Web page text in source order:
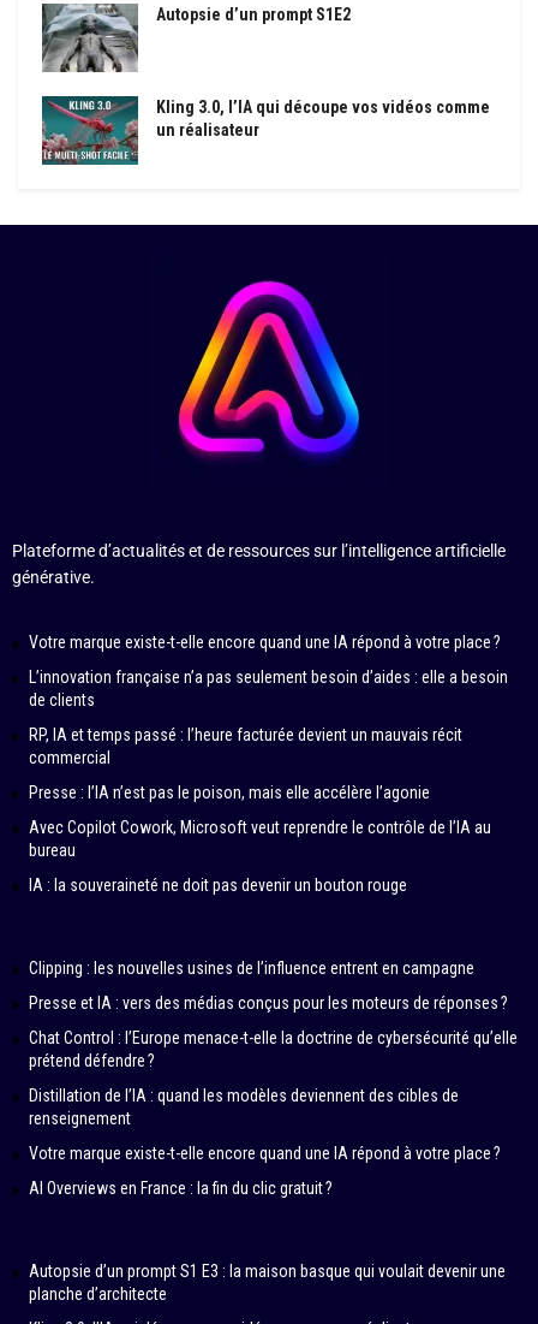
Autopsie d’un prompt S1E2
Kling 3.0, l’IA qui découpe vos vidéos comme
un réalisateur
Plateforme d’actualités et de ressources sur l’intelligence artificielle
générative.
Votre marque existe-t-elle encore quand une IA répond à votre place ?
L’innovation française n’a pas seulement besoin d’aides : elle a besoin
de clients
RP, IA et temps passé : l’heure facturée devient un mauvais récit
commercial
Presse : l’IA n’est pas le poison, mais elle accélère l’agonie
Avec Copilot Cowork, Microsoft veut reprendre le contrôle de l’IA au
bureau
IA : la souveraineté ne doit pas devenir un bouton rouge
Clipping : les nouvelles usines de l’influence entrent en campagne
Presse et IA : vers des médias conçus pour les moteurs de réponses ?
Chat Control : l’Europe menace-t-elle la doctrine de cybersécurité qu’elle
prétend défendre ?
Distillation de l’IA : quand les modèles deviennent des cibles de
renseignement
Votre marque existe-t-elle encore quand une IA répond à votre place ?
AI Overviews en France : la fin du clic gratuit ?
Autopsie d’un prompt S1 E3 : la maison basque qui voulait devenir une
planche d’architecte